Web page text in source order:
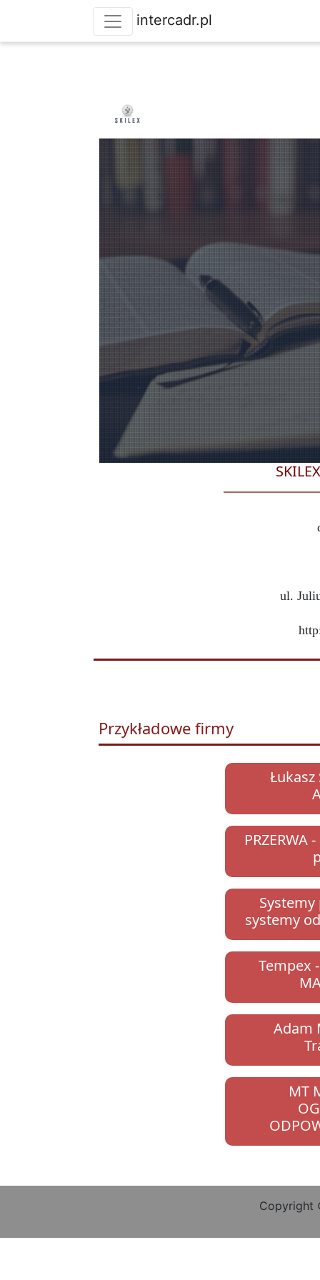
intercadr.pl
ul.
Przykładowe firmy
Łukasz
PRZERWA
systemy
Tempex -
Adam
MT
Copyright